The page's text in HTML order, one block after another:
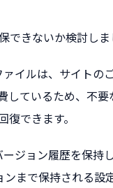
きないか検討しま
イルは、サイトの
しているため、不
できます。
ジョン履歴を保持
まで保持される設